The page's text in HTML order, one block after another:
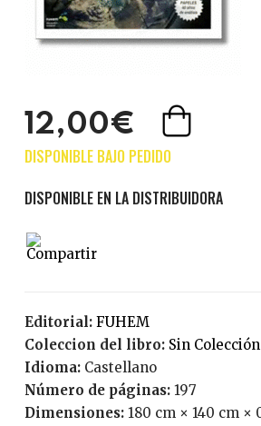
12,00€
Editorial:
FUHEM
Coleccion del libro:
Sin Colección
Idioma:
Castellano
Número de páginas: 197
Dimensiones: 180 cm × 140 cm ×